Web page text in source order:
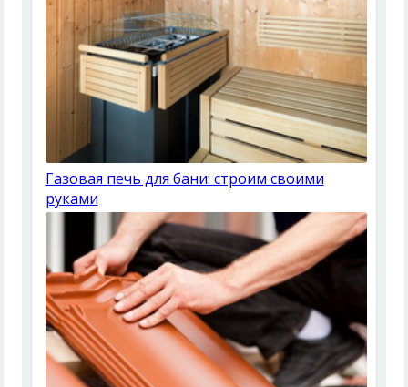
Газовая печь для бани: строим своими
руками